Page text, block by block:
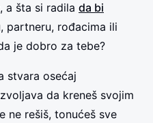
a šta si radila da bi
partneru, rođacima ili
je dobro za tebe?
stvara osećaj
da kreneš svojim
ne rešiš, tonućeš sve